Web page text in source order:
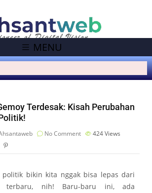
MENU
Terdesak: Kisah Perubahan
No Comment 424Views
politik bikin kita nggak bisa lepas dari
terbaru, nih! Baru-baru ini, ada